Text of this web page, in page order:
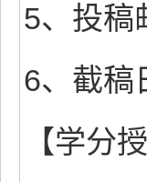
5、投稿
6、截稿
【学分